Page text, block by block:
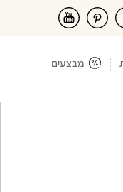
מבצעים